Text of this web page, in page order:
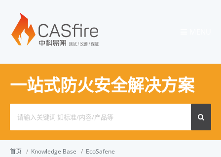
一站式防火安全解决方案
for:
首页 / Knowledge Base / EcoSafene